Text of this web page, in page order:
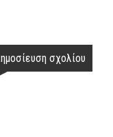
σχολίου